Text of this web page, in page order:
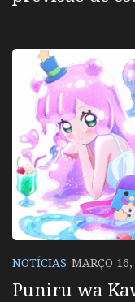
NOTÍCIAS MARÇO
Puniru wa